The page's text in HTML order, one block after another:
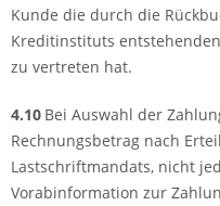
Kunde die durch die
Kreditinstituts
zu vertreten hat.
4.10 Bei Auswahl der
Rechnungsbetrag nach
Lastschriftmandats, nicht
Vorabinformation zur